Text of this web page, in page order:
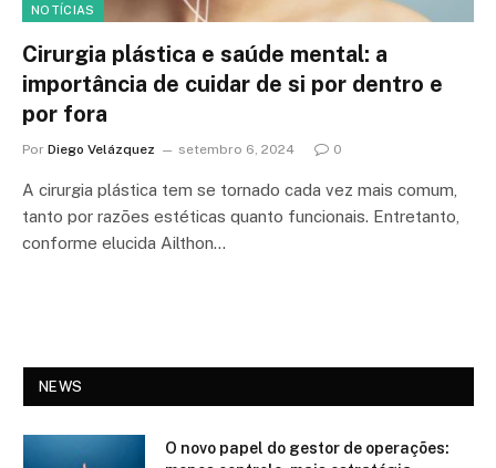
NOTÍCIAS
Cirurgia plástica e saúde mental: a
importância de cuidar de si por dentro e
por fora
Por Diego Velázquez setembro 6, 2024 0
A cirurgia plástica tem se tornado cada vez mais comum,
tanto por razões estéticas quanto funcionais. Entretanto,
conforme elucida Ailthon…
NEWS
O novo papel do gestor de operações: